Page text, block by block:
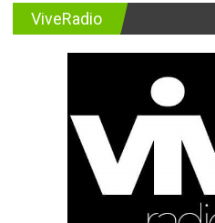
ViveRadio